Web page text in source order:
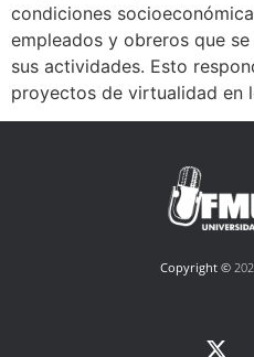
condiciones
empleados y obreros que
sus actividades. Esto
proyectos de virtualidad en
Copyright ©